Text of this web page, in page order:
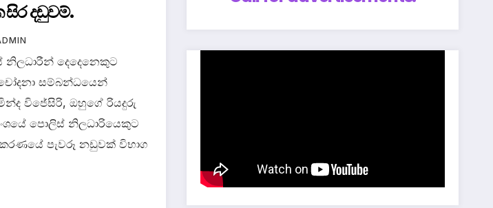
දඬුවම්.
දෙදෙනෙකුට
සම්බන්ධයෙන්
විජේසිරි, ඔහුගේ රියදුරු
පොලිස් නිලධාරියෙකුට
පැවරූ නඩුවක් විභාග